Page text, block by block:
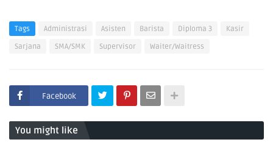
Tags Administrasi Asisten Barista Diploma 3
Kasir
Sarjana
SMA/SMK Supervisor Waiter/Waitress
Facebook
You might like